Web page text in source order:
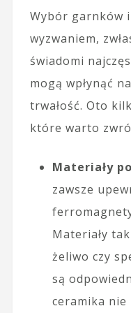
Wybór garnków
wyzwaniem,
świadomi
mogą wpłynąć
trwałość. Oto
które warto
Materiały
zawsze
Materiały
żeliwo czy
są
ceramika nie